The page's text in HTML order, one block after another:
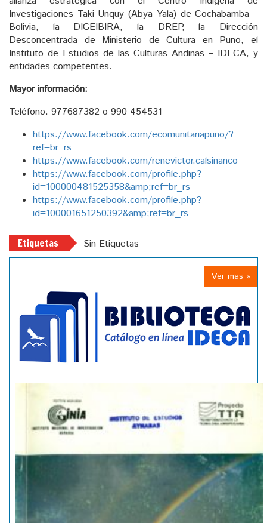
Investigaciones Taki Unquy (Abya Yala) de Cochabamba –
Bolivia, la DIGEIBIRA, la DREP, la Dirección
Desconcentrada de Ministerio de Cultura en Puno, el
Instituto de Estudios de las Culturas Andinas – IDECA, y
entidades competentes.
Mayor información:
Teléfono: 977687382 o 990 454531
https://www.facebook.com/ecomunitariapuno/?
ref=br_rs
https://www.facebook.com/renevictor.calsinanco
https://www.facebook.com/profile.php?
id=100000481525358&amp;ref=br_rs
https://www.facebook.com/profile.php?
id=100001651250392&amp;ref=br_rs
Etiquetas Sin Etiquetas
Ver mas »